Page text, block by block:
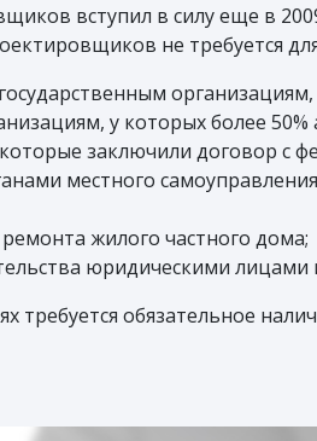
вступил в силу еще в
не требуется
у которых более
заключили договор с
местного
жилого частного дома;
юридическими
требуется обязательное